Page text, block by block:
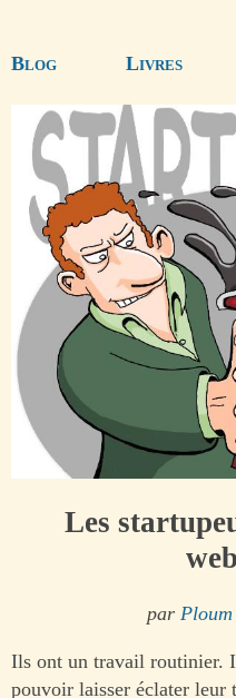
Blog Livres
Les
par Ploum
Ils ont un travail routinier.
pouvoir laisser éclater leur